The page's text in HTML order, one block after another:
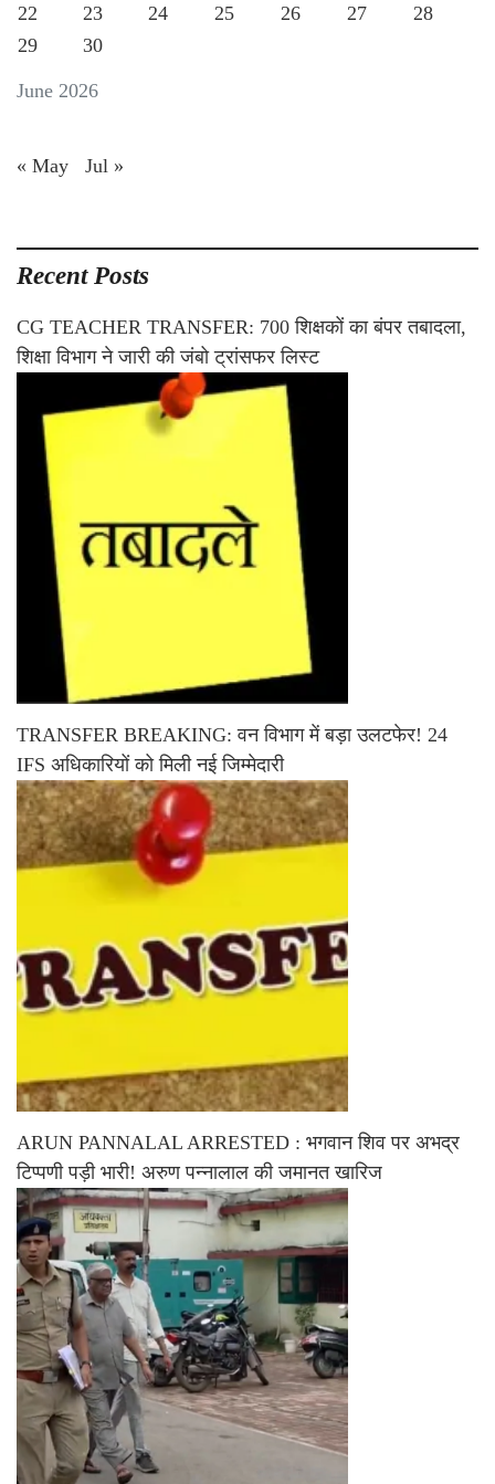
June 2026
22
23 24 25 26 27
28
29
30
« May Jul »
Recent Posts
CG TEACHER TRANSFER: 700 शिक्षकों का बंपर तबादला,
शिक्षा विभाग ने जारी की जंबो ट्रांसफर लिस्ट
TRANSFER BREAKING: वन विभाग में बड़ा उलटफेर! 24
IFS अधिकारियों को मिली नई जिम्मेदारी
ARUN PANNALAL ARRESTED : भगवान शिव पर अभद्र
टिप्पणी पड़ी भारी! अरुण पन्नालाल की जमानत खारिज